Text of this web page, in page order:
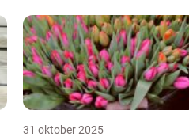
31 oktober 2025